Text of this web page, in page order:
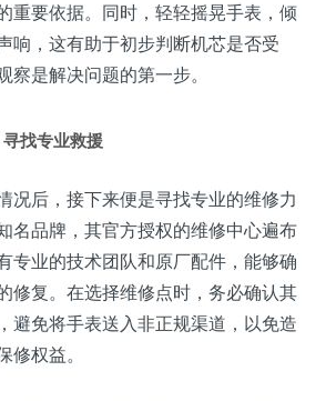
重要依据。同时，轻轻摇晃手表，倾
响，这有助于初步判断机芯是否受
察是解决问题的第一步。
找专业救援
况后，接下来便是寻找专业的维修力
名品牌，其官方授权的维修中心遍布
专业的技术团队和原厂配件，能够确
修复。在选择维修点时，务必确认其
避免将手表送入非正规渠道，以免造
修权益。